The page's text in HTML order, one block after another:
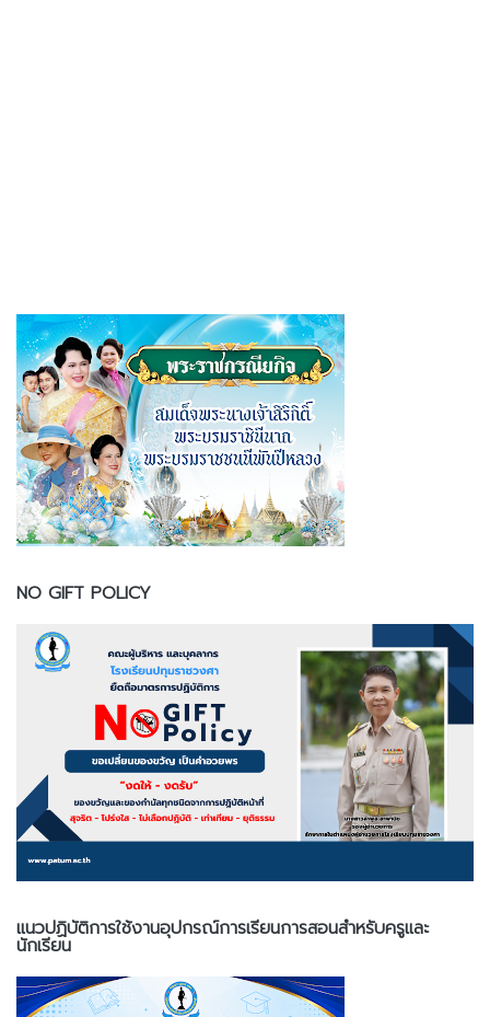
NO GIFT POLICY
แนวปฏิบัติการใช้งานอุปกรณ์การเรียนการสอนสำหรับครูและ
นักเรียน